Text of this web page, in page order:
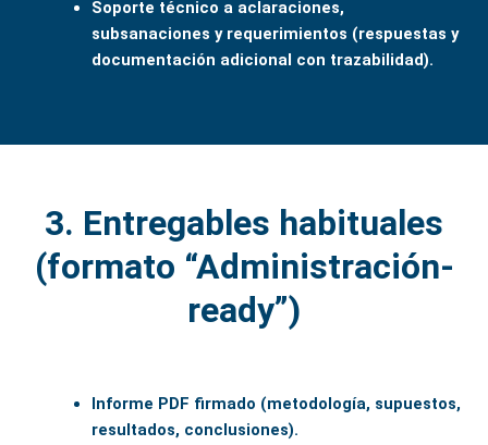
Soporte técnico a aclaraciones,
subsanaciones y requerimientos (respuestas y
documentación adicional con trazabilidad).
3. Entregables habituales
(formato “Administración-
ready”)
Informe PDF firmado (metodología, supuestos,
resultados, conclusiones).